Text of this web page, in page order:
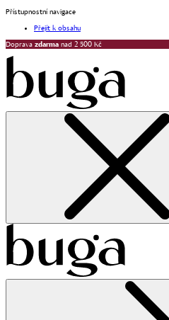
Přístupnostní navigace
Přejít k obsahu
Doprava zdarma nad 2 500 Kč